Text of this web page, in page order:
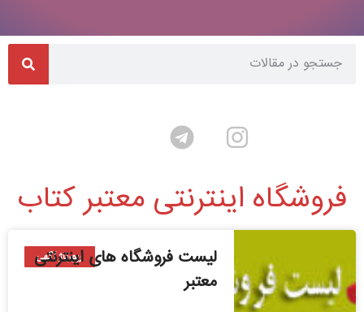
فروشگاه اینترنتی معتبر کتاب
رپورتاژ آگهی
لیست فروشگاه های اینترنتی
معتبر